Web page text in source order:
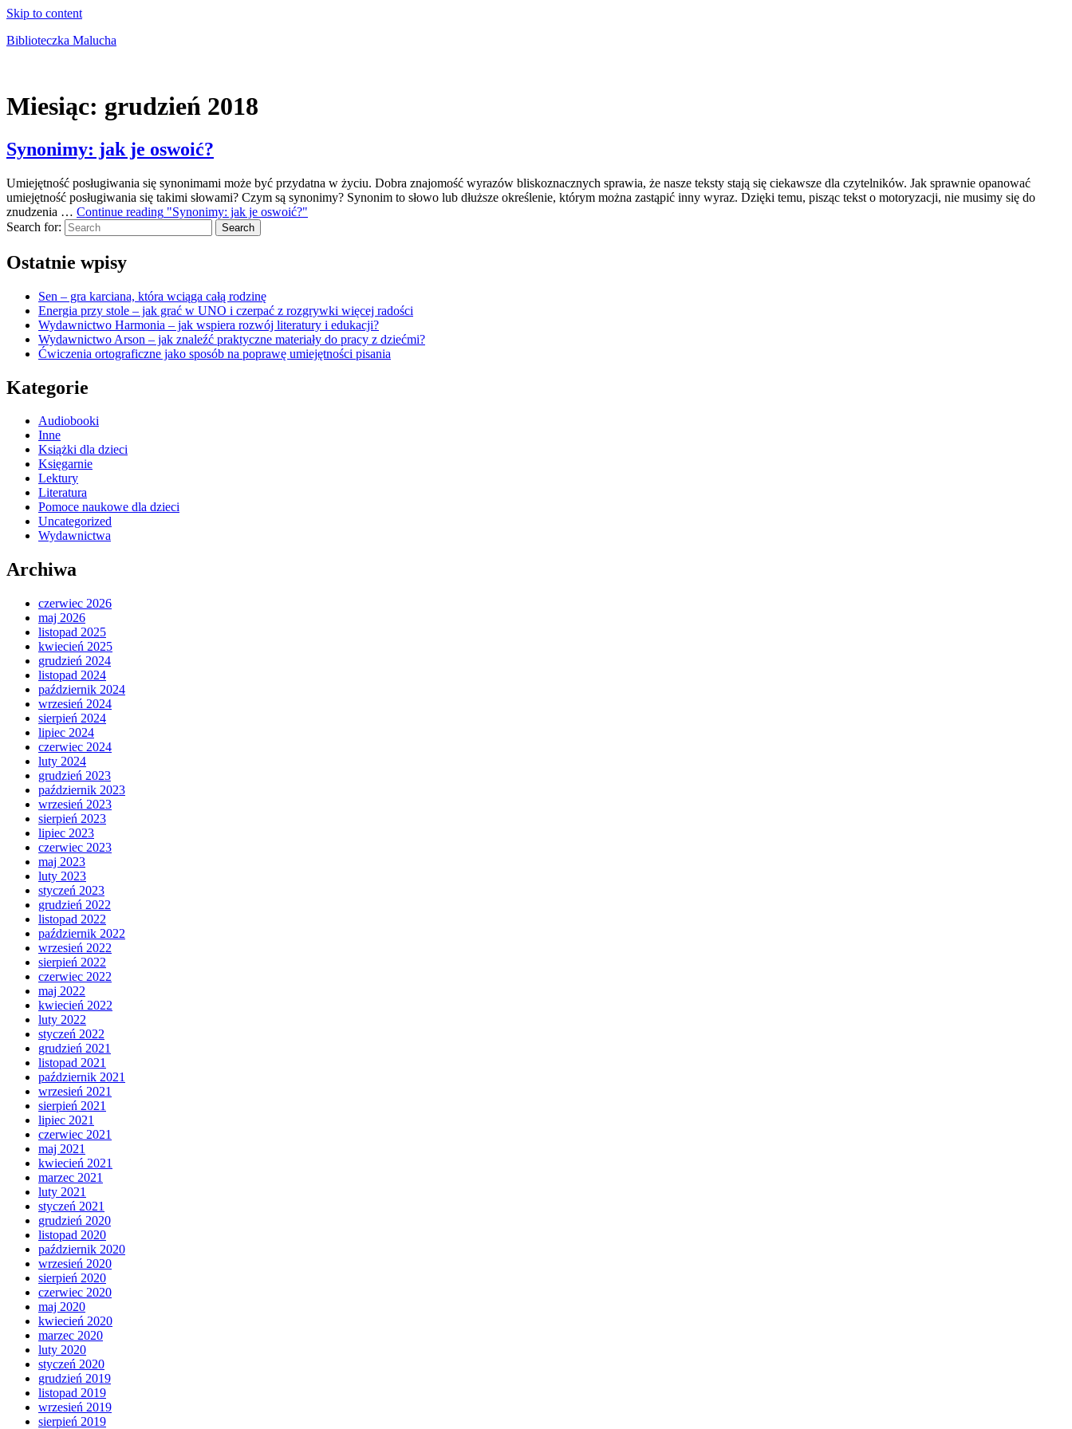
Skip to content
Biblioteczka Malucha
Miesiąc: grudzień 2018
Synonimy: jak je oswoić?
Umiejętność posługiwania się synonimami może być przydatna w życiu. Dobra znajomość wyrazów bliskoznacznych sprawia, że nasze teksty stają się ciekawsze dla czytelników. Jak sprawnie opanować
umiejętność posługiwania się takimi słowami? Czym są synonimy? Synonim to słowo lub dłuższe określenie, którym można zastąpić inny wyraz. Dzięki temu, pisząc tekst o motoryzacji, nie musimy się do
znudzenia … Continue reading "Synonimy: jak je oswoić?"
Search for:
Search
Ostatnie wpisy
Sen – gra karciana, która wciąga całą rodzinę
Energia przy stole – jak grać w UNO i czerpać z rozgrywki więcej radości
Wydawnictwo Harmonia – jak wspiera rozwój literatury i edukacji?
Wydawnictwo Arson – jak znaleźć praktyczne materiały do pracy z dziećmi?
Ćwiczenia ortograficzne jako sposób na poprawę umiejętności pisania
Kategorie
Audiobooki
Inne
Książki dla dzieci
Księgarnie
Lektury
Literatura
Pomoce naukowe dla dzieci
Uncategorized
Wydawnictwa
Archiwa
czerwiec 2026
maj 2026
listopad 2025
kwiecień 2025
grudzień 2024
listopad 2024
październik 2024
wrzesień 2024
sierpień 2024
lipiec 2024
czerwiec 2024
luty 2024
grudzień 2023
październik 2023
wrzesień 2023
sierpień 2023
lipiec 2023
czerwiec 2023
maj 2023
luty 2023
styczeń 2023
grudzień 2022
listopad 2022
październik 2022
wrzesień 2022
sierpień 2022
czerwiec 2022
maj 2022
kwiecień 2022
luty 2022
styczeń 2022
grudzień 2021
listopad 2021
październik 2021
wrzesień 2021
sierpień 2021
lipiec 2021
czerwiec 2021
maj 2021
kwiecień 2021
marzec 2021
luty 2021
styczeń 2021
grudzień 2020
listopad 2020
październik 2020
wrzesień 2020
sierpień 2020
czerwiec 2020
maj 2020
kwiecień 2020
marzec 2020
luty 2020
styczeń 2020
grudzień 2019
listopad 2019
wrzesień 2019
sierpień 2019